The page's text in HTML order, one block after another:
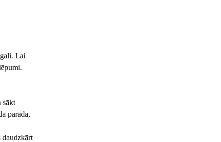
Lai
sākt
parāda,
daudzkārt